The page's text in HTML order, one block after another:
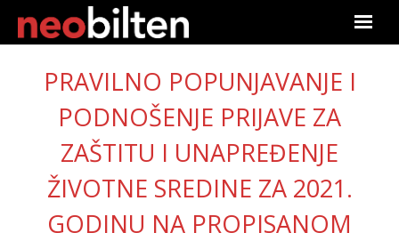
Početna
Pretraga
Aktuelno
Podaci
PRAVILNO POPUNJAVANJE I
PODNOŠENJE PRIJAVE ZA
ZAŠTITU I UNAPREĐENJE
ŽIVOTNE SREDINE ZA 2021.
GODINU NA PROPISANOM